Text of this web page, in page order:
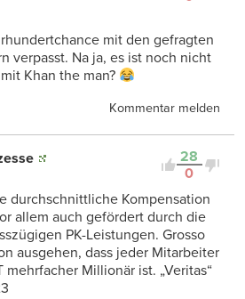
mit den gefragten
verpasst. Na ja, es ist noch nicht
Khan the man?
Kommentar melden
28
0
durchschnittliche Kompensation
allem auch gefördert durch die
PK-Leistungen. Grosso
ausgehen, dass jeder Mitarbeiter
Millionär ist. „Veritas“